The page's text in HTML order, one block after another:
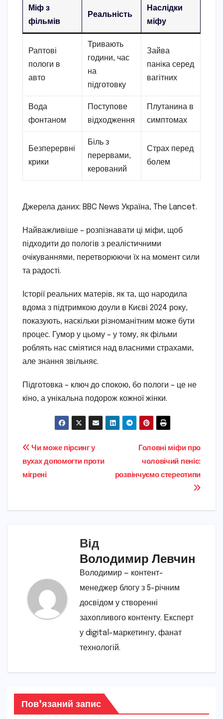
Міф з
фільмів
Реальність
Наслідки
міфу
Раптові
пологи в
авто
Тривають
години, час
на
підготовку
Зайва
паніка серед
вагітних
Вода
фонтаном
Поступове
відходження
Плутанина в
симптомах
Безперервні
крики
Біль з
перервами,
керований
Страх перед
болем
Джерела даних: BBC News Україна, The Lancet.
Найважливіше – розпізнавати ці міфи, щоб
підходити до пологів з реалістичними
очікуваннями, перетворюючи їх на момент сили
та радості.
Історії реальних матерів, як та, що народила
вдома з підтримкою доули в Києві 2024 року,
показують, наскільки різноманітним може бути
процес. Гумор у цьому – у тому, як фільми
роблять нас сміятися над власними страхами,
але знання звільняє.
Підготовка – ключ до спокою, бо пологи – це не
кіно, а унікальна подорож кожної жінки.
Навігація
записів
Головні міфи про
чоловічий пеніс:
розвінчуємо стереотипи
Чи може пірсинг у
вухах допомогти проти
мігрені
Від
Володимир Левчин
Володимир — контент-
менеджер блогу з 5-річним
досвідом у створенні
захопливого контенту. Експерт
у digital-маркетингу, фанат
технологій.
Пов’язаний запис